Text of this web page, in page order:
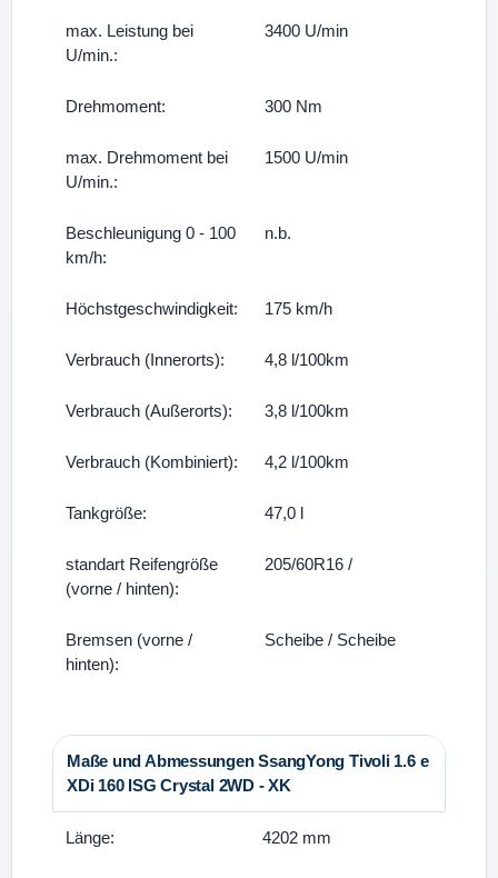
max. Leistung bei
U/min.:
3400 U/min
Drehmoment: 300 Nm
max. Drehmoment bei
U/min.:
1500 U/min
Beschleunigung 0 - 100
km/h:
n.b.
Höchstgeschwindigkeit: 175 km/h
Verbrauch (Innerorts): 4,8 l/100km
Verbrauch (Außerorts): 3,8 l/100km
Verbrauch (Kombiniert): 4,2 l/100km
Tankgröße: 47,0 l
standart Reifengröße
(vorne / hinten):
205/60R16 /
Bremsen (vorne /
hinten):
Scheibe / Scheibe
Maße und Abmessungen SsangYong Tivoli 1.6 e
XDi 160 ISG Crystal 2WD - XK
Länge: 4202 mm